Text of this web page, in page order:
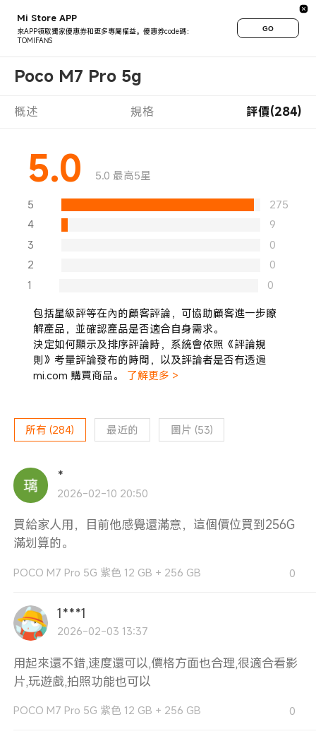
Mi Store APP
來APP領取獨家優惠券和更多專屬權益。優惠券code碼：
TOMIFANS
GO
Poco M7 Pro 5g
概述 規格 評價(284)
5.0 5.0 最高5星
5
275
4
9
3
0
2
0
1
0
包括星級評等在內的顧客評論，可協助顧客進一步瞭
解產品，並確認產品是否適合自身需求。
決定如何顯示及排序評論時，系統會依照《評論規
則》考量評論發布的時間，以及評論者是否有透過
mi.com 購買商品。
了解更多 >
所有 (284) 最近的 圖片 (53)
*
2026-02-10 20:50
買給家人用，目前他感覺還滿意，這個價位買到256G
滿划算的。
POCO M7 Pro 5G 紫色 12 GB + 256 GB 0
1***1
2026-02-03 13:37
用起來還不錯,速度還可以,價格方面也合理,很適合看影
片,玩遊戲,拍照功能也可以
POCO M7 Pro 5G 紫色 12 GB + 256 GB 0